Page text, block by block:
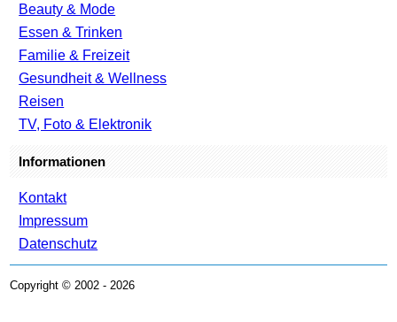
Beauty & Mode
Essen & Trinken
Familie & Freizeit
Gesundheit & Wellness
Reisen
TV, Foto & Elektronik
Informationen
Kontakt
Impressum
Datenschutz
Copyright © 2002 - 2026